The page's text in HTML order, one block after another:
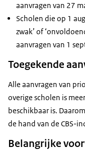
aanvragen van 27
Scholen die op 1
zwak’ of
aanvragen van 1
Toegekende
Alle aanvragen van
overige scholen is
beschikbaar is.
de hand van de CBS-
Belangrijke